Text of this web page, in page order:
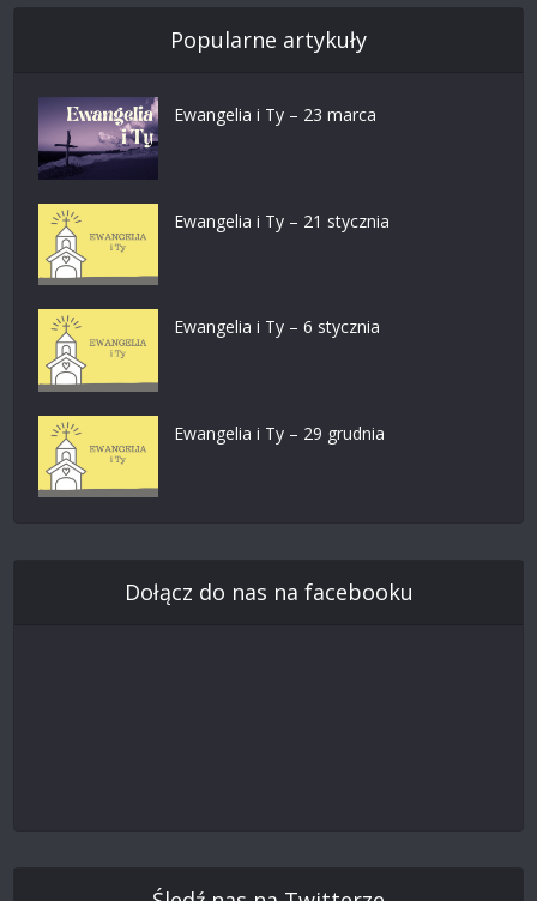
Popularne artykuły
Ewangelia i Ty – 23 marca
Ewangelia i Ty – 21 stycznia
Ewangelia i Ty – 6 stycznia
Ewangelia i Ty – 29 grudnia
Dołącz do nas na facebooku